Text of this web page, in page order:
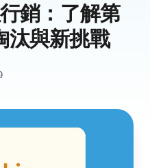
銷：了解第
與新挑戰